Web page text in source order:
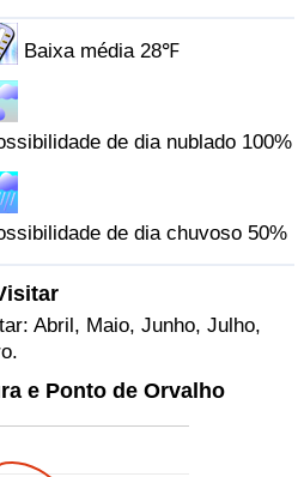
Baixa média 28℉
de dia nublado 100%
de dia chuvoso 50%
Abril, Maio, Junho, Julho,
e Ponto de Orvalho